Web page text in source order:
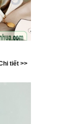
tiết >>